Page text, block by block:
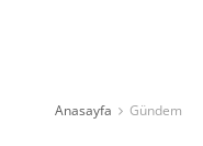
Anasayfa Gündem